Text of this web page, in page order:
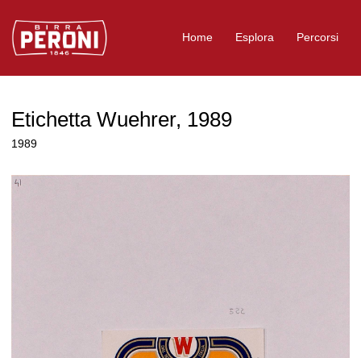
Logo Birra Peroni
Home Esplora Percorsi
Etichetta Wuehrer, 1989
1989